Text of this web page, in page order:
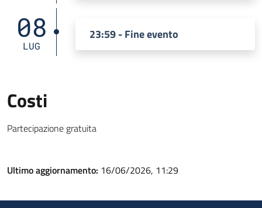
08
LUG
23:59 - Fine evento
Costi
Partecipazione gratuita
Ultimo aggiornamento: 16/06/2026, 11:29